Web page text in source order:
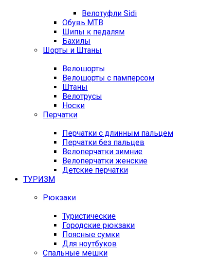
Велотуфли Sidi
Обувь MTB
Шипы к педалям
Бахилы
Шорты и Штаны
Велошорты
Велошорты с памперсом
Штаны
Велотрусы
Носки
Перчатки
Перчатки с длинным пальцем
Перчатки без пальцев
Велоперчатки зимние
Велоперчатки женские
Детские перчатки
ТУРИЗМ
Рюкзаки
Туристические
Городские рюкзаки
Поясные сумки
Для ноутбуков
Спальные мешки